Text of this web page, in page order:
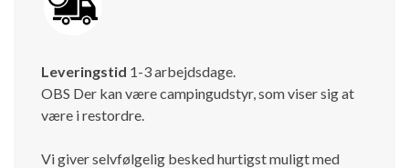
Leveringstid 1-3 arbejdsdage.
OBS Der kan være campingudstyr, som viser sig at
være i restordre.
Vi giver selvfølgelig besked hurtigst muligt med